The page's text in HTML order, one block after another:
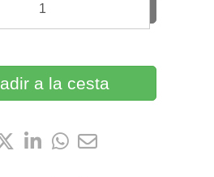
a la cesta